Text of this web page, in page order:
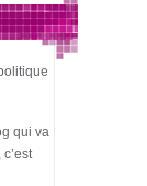
qui va